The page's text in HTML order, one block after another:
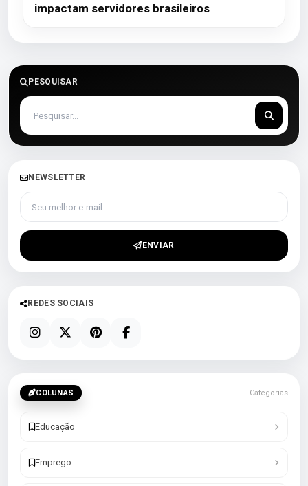
impactam servidores brasileiros
PESQUISAR
NEWSLETTER
Seu melhor e-mail
ENVIAR
REDES SOCIAIS
COLUNAS Categorias
Educação
Emprego